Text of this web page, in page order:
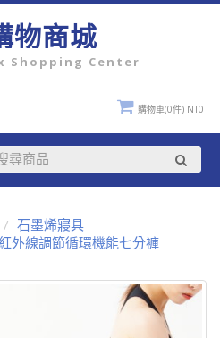
物商城
Shopping Center
購物車(0件) NT0
石墨烯寢具
外線調節循環機能七分褲